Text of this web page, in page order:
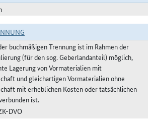
buchmäßigen Trennung ist im Rahmen der
(für den sog. Geberlandanteil) möglich,
Lagerung von Vormaterialien mit
und gleichartigen Vormaterialien ohne
mit erheblichen Kosten oder tatsächlichen
ist.
DVO